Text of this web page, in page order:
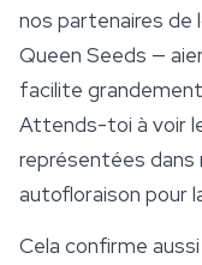
nos partenaires de
Queen Seeds —
facilite
Attends-toi à voir
représentées dans
autofloraison pour
Cela confirme